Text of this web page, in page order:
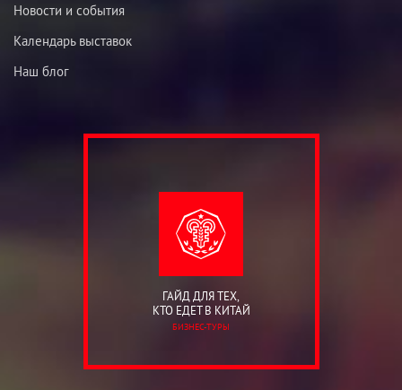
Новости и события
Календарь выставок
Наш блог
ГАЙД ДЛЯ ТЕХ,
КТО ЕДЕТ В КИТАЙ
БИЗНЕС-ТУРЫ